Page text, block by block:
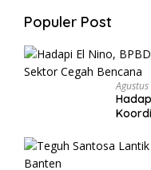
Populer Post